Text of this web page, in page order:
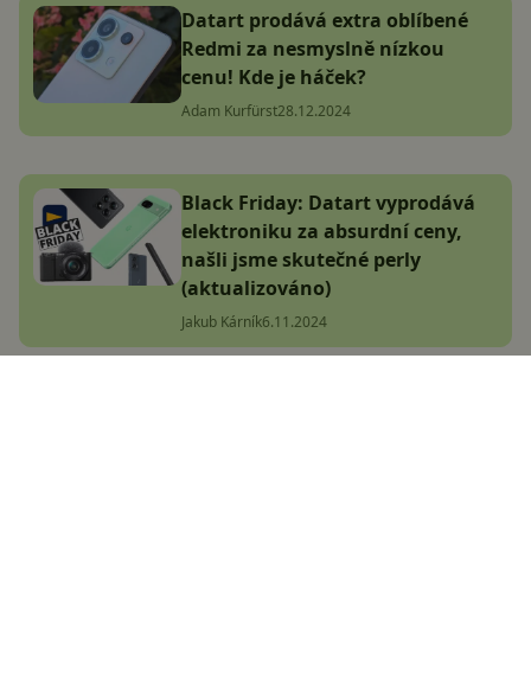
Datart prodává extra oblíbené
Redmi za nesmyslně nízkou
cenu! Kde je háček?
Adam Kurfürst28.12.2024
Black Friday: Datart vyprodává
elektroniku za absurdní ceny,
našli jsme skutečné perly
(aktualizováno)
Jakub Kárník6.11.2024